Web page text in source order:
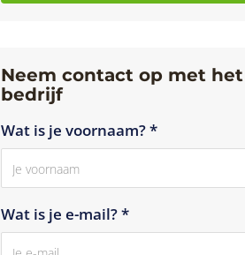
Neem contact op met het
bedrijf
Wat is je voornaam? *
Wat is je e-mail? *